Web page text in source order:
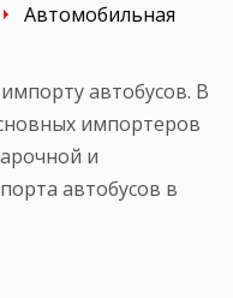
Автомобильная
автобусов. В
импортеров
и
автобусов в